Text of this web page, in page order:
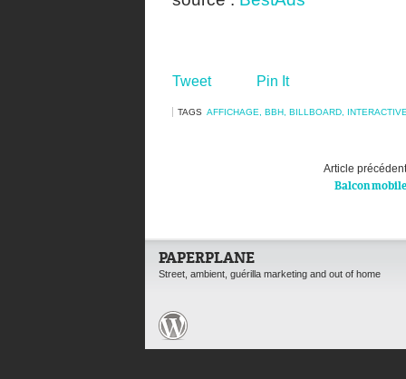
Tweet Pin It
TAGS AFFICHAGE, BBH, BILLBOARD,
Article précédent
Balcon mobile
PAPERPLANE
Street, ambient, guérilla marketing and out of home